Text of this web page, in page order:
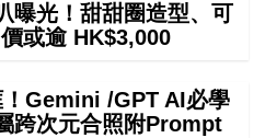
曝光！甜甜圈造型、可
或逾 HK$3,000
Gemini /GPT AI必學
跨次元合照附Prompt